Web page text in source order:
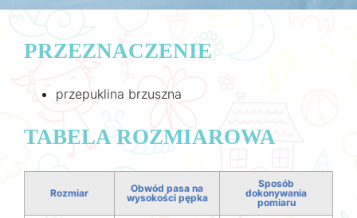
PRZEZNACZENIE
przepuklina brzuszna
TABELA ROZMIAROWA
Rozmiar
Obwód pasa na
wysokości pępka
Sposób
dokonywania
pomiaru